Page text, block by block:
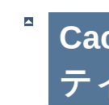
テ